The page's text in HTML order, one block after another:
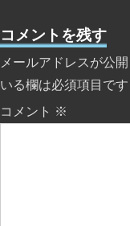
コメントを残す
メールアドレスが公
いる欄は必須項目です
コメント ※